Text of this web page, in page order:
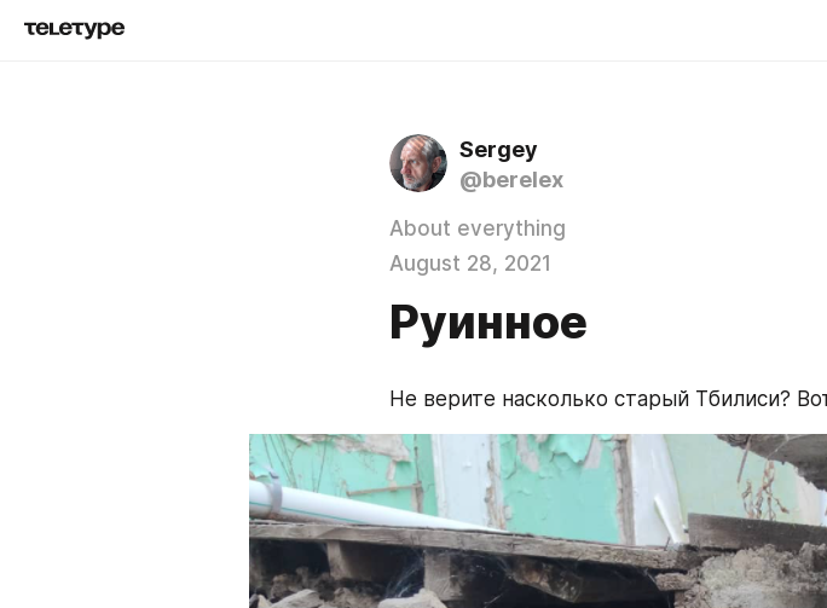
Sergey
@berelex
About everything
August 28, 2021
Руинное
Не верите насколько старый Тбилиси?